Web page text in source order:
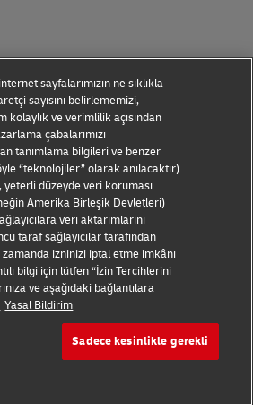
sayfalarımızın ne sıklıkla
sayısını belirlememizi,
ve verimlilik açısından
çabalarımızı
tanımlama bilgileri ve benzer
“teknolojiler” olarak anılacaktır)
yeterli düzeyde veri koruması
Amerika Birleşik Devletleri)
veri aktarımlarını
taraf sağlayıcılar tarafından
izninizi iptal etme imkânı
bilgi için lütfen “İzin Tercihlerini
ve aşağıdaki bağlantılara
Yasal Bildirim
Sadece kesinlikle gerekli